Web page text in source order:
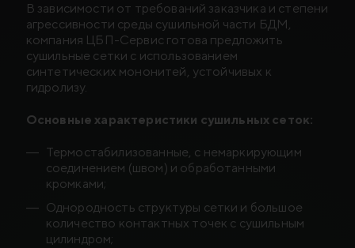
В зависимости от требований заказчика и степени
агрессивности среды сушильной части БДМ,
компания ЦБП-Сервис готова предложить
сушильные сетки с использованием
синтетических мононитей, устойчивых к
гидролизу.
Основные характеристики сушильных сеток:
Термостабилизованные, с немаркирующим
соединением (швом) и обработанными
кромками;
Однородность структуры сетки и большое
количество контактных точек с сушильным
цилиндром;